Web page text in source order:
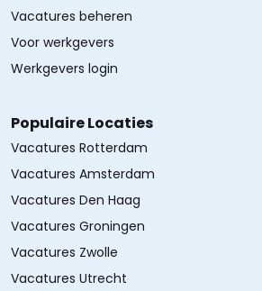
Vacatures beheren
Voor werkgevers
Werkgevers login
Populaire Locaties
Vacatures Rotterdam
Vacatures Amsterdam
Vacatures Den Haag
Vacatures Groningen
Vacatures Zwolle
Vacatures Utrecht